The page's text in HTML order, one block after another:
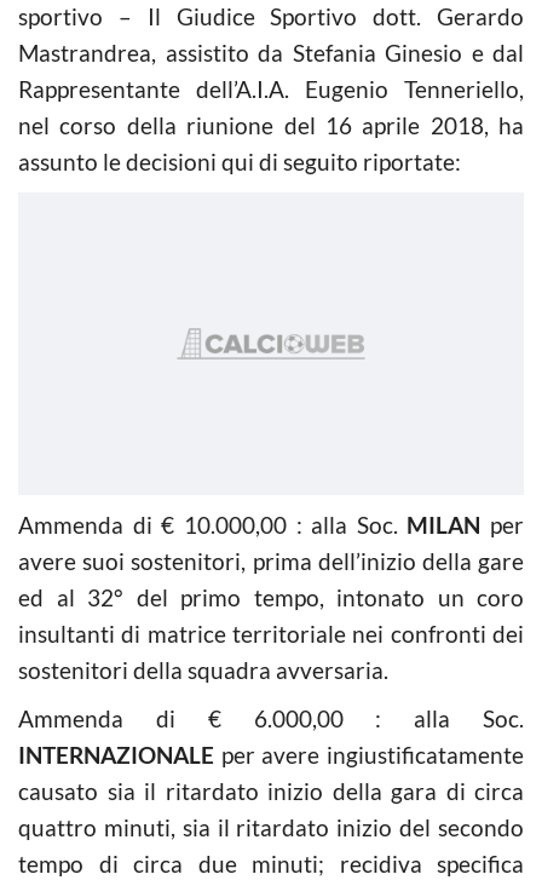
sportivo – Il Giudice Sportivo dott. Gerardo
Mastrandrea, assistito da Stefania Ginesio e dal
Rappresentante dell’A.I.A. Eugenio Tenneriello,
nel corso della riunione del 16 aprile 2018, ha
assunto le decisioni qui di seguito riportate:
Ammenda di € 10.000,00 : alla Soc. MILAN per
avere suoi sostenitori, prima dell’inizio della gare
ed al 32° del primo tempo, intonato un coro
insultanti di matrice territoriale nei confronti dei
sostenitori della squadra avversaria.
Ammenda di € 6.000,00 : alla Soc.
INTERNAZIONALE per avere ingiustificatamente
causato sia il ritardato inizio della gara di circa
quattro minuti, sia il ritardato inizio del secondo
tempo di circa due minuti; recidiva specifica